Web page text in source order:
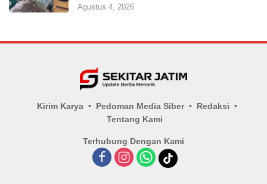
Agustus 4, 2026
Kirim Karya Pedoman Media Siber
Redaksi
Tentang Kami
Terhubung Dengan Kami